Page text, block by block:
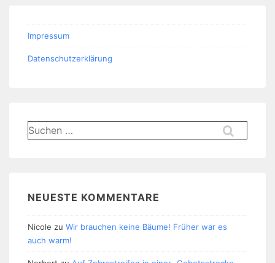
Impressum
Datenschutzerklärung
Suchen
nach:
NEUESTE KOMMENTARE
Nicole zu Wir brauchen keine Bäume! Früher war es
auch warm!